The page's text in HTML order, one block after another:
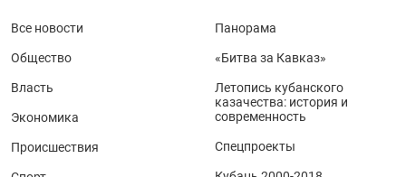
Все новости
Общество
Власть
Экономика
Происшествия
Панорама
«Битва за Кавказ»
Летопись кубанского
казачества: история и
современность
Спецпроекты